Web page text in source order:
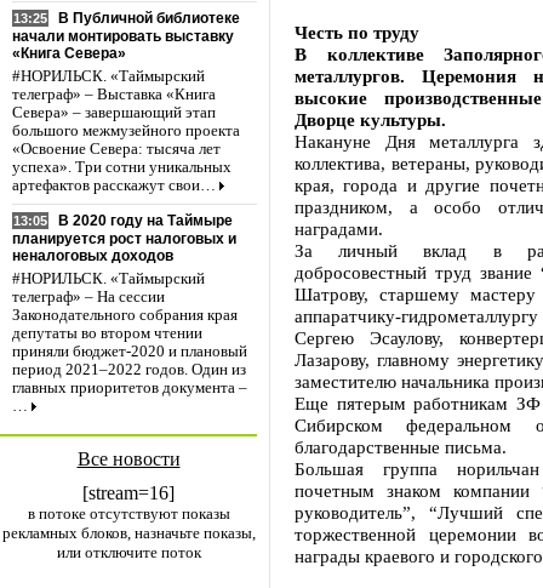
13:25
В Публичной библиотеке
начали монтировать выставку
«Книга Севера»
#НОРИЛЬСК. «Таймырский
телеграф» – Выставка «Книга
Севера» – завершающий этап
большого межмузейного проекта
«Освоение Севера: тысяча лет
успеха». Три сотни уникальных
артефактов расскажут свои…
13:05
В 2020 году на Таймыре
планируется рост налоговых и
неналоговых доходов
#НОРИЛЬСК. «Таймырский
телеграф» – На сессии
Законодательного собрания края
депутаты во втором чтении
приняли бюджет-2020 и плановый
период 2021–2022 годов. Один из
главных приоритетов документа –
…
Все новости
[stream=16]
в потоке отсутствуют показы
рекламных блоков, назначьте показы,
или отключите поток
Честь по труду
В коллективе
металлургов. Церемония
высокие
Дворце культуры.
Накануне Дня металлурга
коллектива, ветераны,
края, города и другие
праздником, а особо
наградами.
За личный вклад в
добросовестный труд
Шатрову, старшему мастеру
аппаратчику-
Сергею Эсаулову,
Лазарову, главному
заместителю начальника
Еще пятерым работникам ЗФ
Сибирском
благодарственные письма.
Большая группа
почетным знаком компании
руководитель”, “Лучший
торжественной церемонии
награды краевого и